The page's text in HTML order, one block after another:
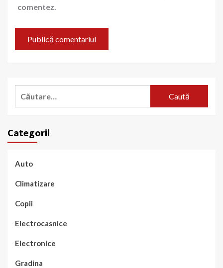
comentez.
Categorii
Auto
Climatizare
Copii
Electrocasnice
Electronice
Gradina